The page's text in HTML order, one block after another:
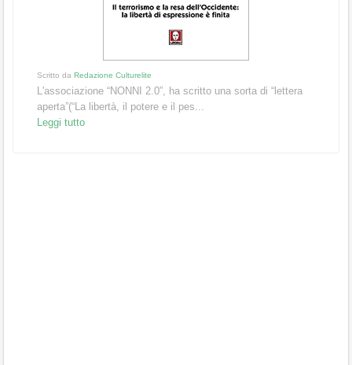
Scritto da Redazione Culturelite
L'associazione “NONNI 2.0”, ha scritto una sorta di “lettera
aperta”(“La libertà, il potere e il pes...
Leggi tutto